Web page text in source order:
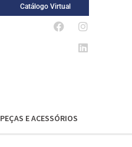
Catálogo Virtual
PEÇAS E ACESSÓRIOS